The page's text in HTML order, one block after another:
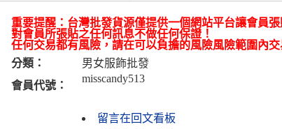
重要提醒：台灣批發貨源僅提供一個網站平台讓會員張
對會員所張貼之任何訊息不做任何保證！
任何交易都有風險，請在可以負擔的風險風險範圍內交
分類：
男女服飾批發
會員代號：
misscandy513
留言在回文看板